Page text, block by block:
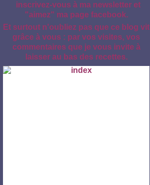
inscrivez-vous à ma newsletter et
"aimez" ma page facebook.
Et surtout n'oubliez pas que ce blog vit
grâce à vous : par vos visites, vos
commentaires que je vous invite à
laisser au bas des recettes.